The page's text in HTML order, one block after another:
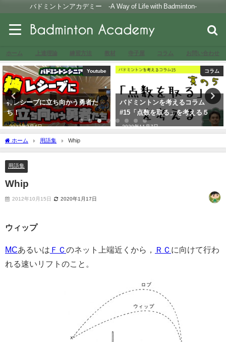
バドミントンアカデミー -A Way of Life with Badminton-
ホーム 上達理論 練習方法 教材 寺子屋 コラム お問い合わせ
Youtube
神レシーブに立ち向かう勇者た
ち！
2022年2月4日
コラム
バドミントンを考えるコラム
#15「点数を取る」を考える５
2020年11月7日
ホーム 用語集 Whip
用語集
Whip
2012年10月15日 2020年1月17日
ウィップ
MCあるいは ＦＣ のネット上端近くから， ＲＣ に向けて行わ
れる速いリフトのこと。